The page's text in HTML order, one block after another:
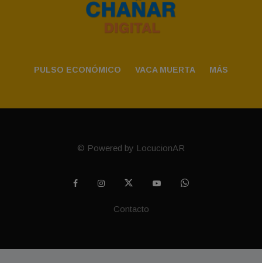
PULSO ECONÓMICO VACA MUERTA MÁS
© Powered by LocucionAR
Contacto